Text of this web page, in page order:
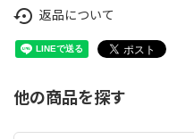
settings_backup_restore 返品について
他の商品を探す